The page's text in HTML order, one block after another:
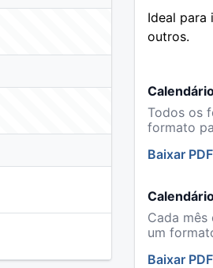
Ideal para
outros.
Todos os
formato
Baixar PDF
Cada mês
um
Baixar PDF